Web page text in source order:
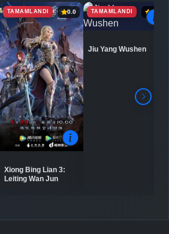
TAMAMLANDI 0.0
Xiong Bing Lian 3:
Leiting Wan Jun
TAMAMLANDI 6.9
Jiu Yang Wushen